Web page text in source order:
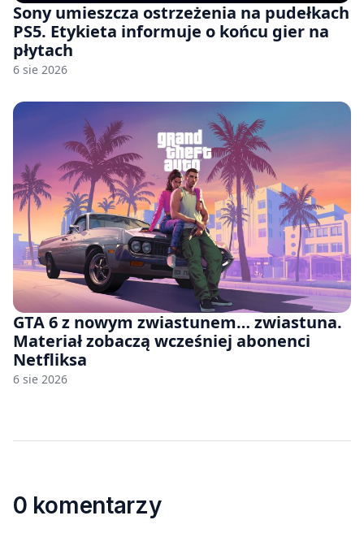
Sony umieszcza ostrzeżenia na pudełkach
PS5. Etykieta informuje o końcu gier na
płytach
6 sie 2026
GTA 6 z nowym zwiastunem… zwiastuna.
Materiał zobaczą wcześniej abonenci
Netfliksa
6 sie 2026
0 komentarzy